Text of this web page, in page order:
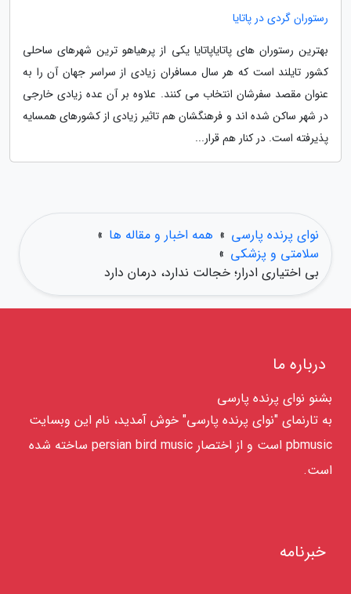
رستوران گردی در پاتایا
بهترین رستوران های پاتایاپاتایا یکی از پرهیاهو ترین شهرهای ساحلی
کشور تایلند است که هر سال مسافران زیادی از سراسر جهان آن را به
عنوان مقصد سفرشان انتخاب می کنند. علاوه بر آن عده زیادی خارجی
در شهر ساکن شده اند و فرهنگشان هم تاثیر زیادی از کشورهای همسایه
پذیرفته است. در کنار هم قرار...
نوای پرنده پارسی » همه اخبار و مقاله ها »
سلامتی و پزشکی »
بی اختیاری ادرار؛ خجالت ندارد، درمان دارد
درباره ما
بشنو نوای پرنده پارسی
به تارنمای "نوای پرنده پارسی" خوش آمدید، نام این وبسایت
pbmusic است و از اختصار persian bird music ساخته شده
است.
خبرنامه